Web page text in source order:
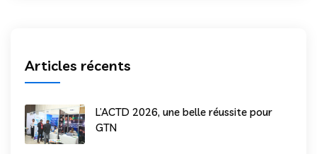
Articles récents
L’ACTD 2026, une belle réussite pour
GTN